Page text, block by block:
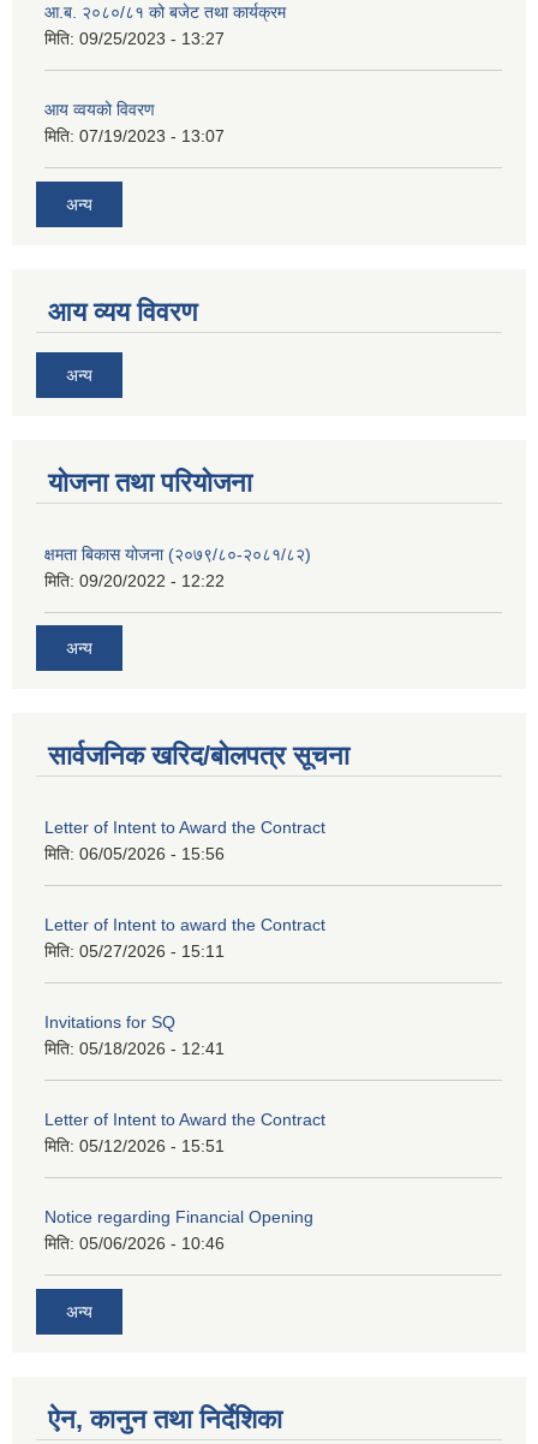
आ.ब. २०८०/८१ को बजेट तथा कार्यक्रम
मिति: 09/25/2023 - 13:27
आय व्वयको विवरण
मिति: 07/19/2023 - 13:07
अन्य
आय व्यय विवरण
अन्य
याेजना तथा परियाेजना
क्षमता बिकास योजना (२०७९/८०-२०८१/८२)
मिति: 09/20/2022 - 12:22
अन्य
सार्वजनिक खरिद/बोलपत्र सूचना
Letter of Intent to Award the Contract
मिति: 06/05/2026 - 15:56
Letter of Intent to award the Contract
मिति: 05/27/2026 - 15:11
Invitations for SQ
मिति: 05/18/2026 - 12:41
Letter of Intent to Award the Contract
मिति: 05/12/2026 - 15:51
Notice regarding Financial Opening
मिति: 05/06/2026 - 10:46
अन्य
ऐन, कानुन तथा निर्देशिका